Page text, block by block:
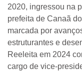
2020, ingressou na
prefeita de Canaã
marcada por
estruturantes e
Reeleita em 2024
cargo de vice-